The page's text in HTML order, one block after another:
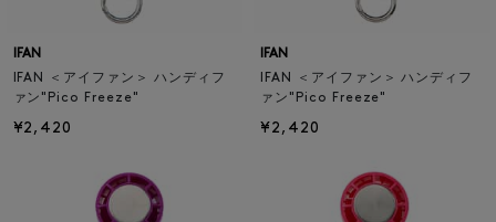
IFAN
IFAN ＜アイファン＞ ハンディフ
ァン"Pico Freeze"
¥2,420
IFAN
IFAN ＜アイファン＞ ハンディフ
ァン"Pico Freeze"
¥2,420